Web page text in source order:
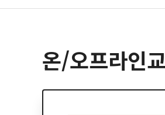
온/오프라인